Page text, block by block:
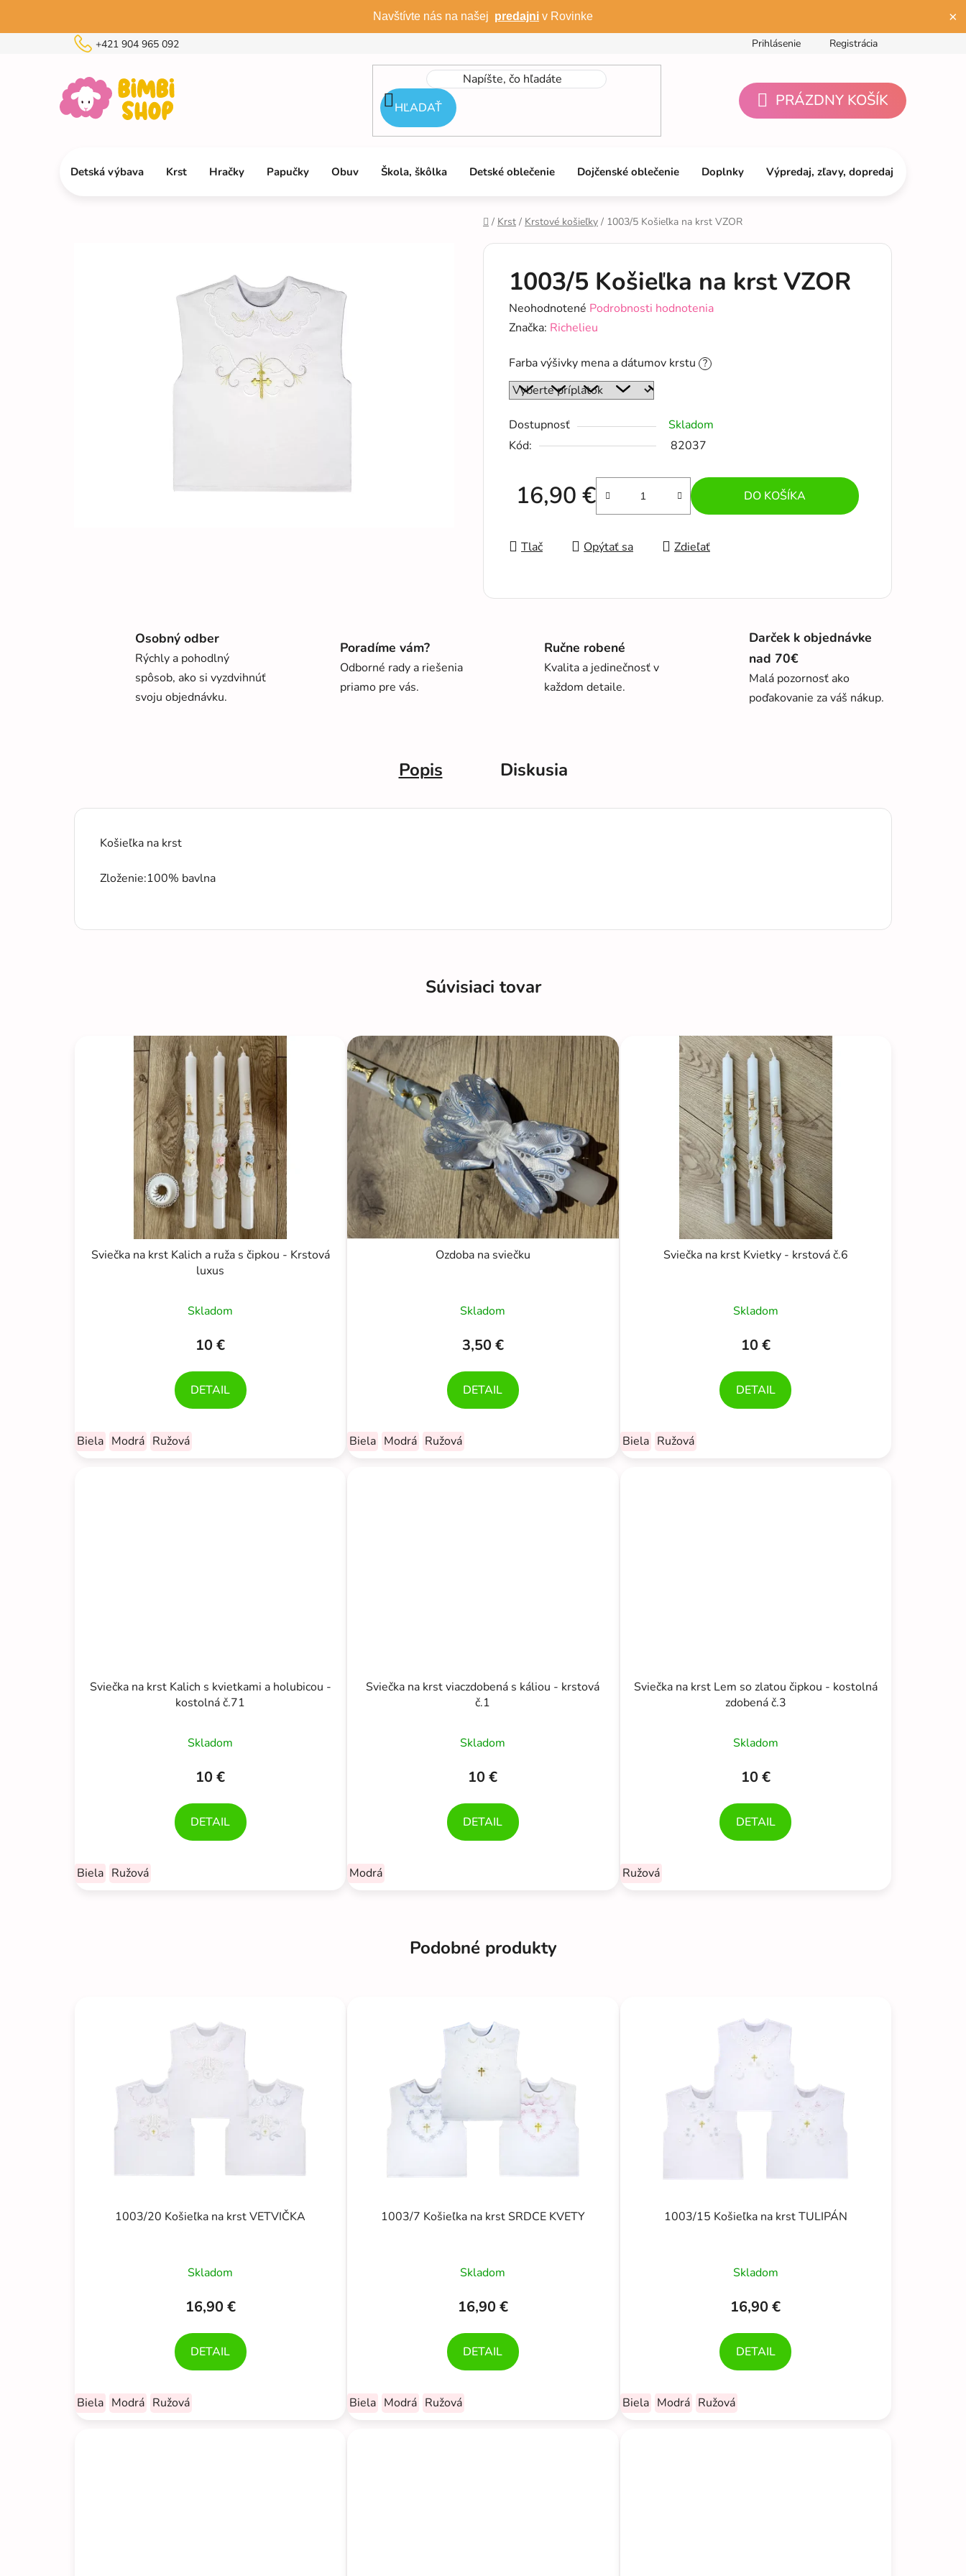
Navštívte nás na našej predajni v Rovinke ×
+421 904 965 092 Prihlásenie Registrácia
HĽADAŤ
NÁKUPNÝ
PRÁZDNY KOŠÍK
Detská výbava Krst Hračky Papučky Obuv Škola, škôlka Detské oblečenie Dojčenské oblečenie Doplnky Výpredaj, zľavy, dopredaj
/ Krst / Krstové košieľky / 1003/5 Košieľka na krst VZOR
1003/5 Košieľka na krst VZOR
Priemerné
hodnotenie
je
0,0
z
5
hviezdičiek.
Neohodnotené Podrobnosti hodnotenia
Značka: Richelieu
Farba výšivky mena a dátumov krstu ?
Dostupnosť
Skladom
Kód:
82037
16,90 €
Jednotková cena:
DO KOŠÍKA
Tlač Opýtať sa Zdieľať
Osobný odber
Rýchly a pohodlný
spôsob, ako si vyzdvihnúť
svoju objednávku.
Poradíme vám?
Odborné rady a riešenia
priamo pre vás.
Ručne robené
Kvalita a jedinečnosť v
každom detaile.
Darček k objednávke
nad 70€
Malá pozornosť ako
poďakovanie za váš nákup.
Popis Diskusia
Košieľka na krst
Zloženie:100% bavlna
Súvisiaci tovar
Sviečka na krst Kalich a ruža s čipkou - Krstová
luxus
Skladom
10 €
DETAIL
Biela Modrá Ružová
Ozdoba na sviečku
Skladom
3,50 €
DETAIL
Biela Modrá Ružová
Sviečka na krst Kvietky - krstová č.6
Skladom
10 €
DETAIL
Biela Ružová
Sviečka na krst Kalich s kvietkami a holubicou -
kostolná č.71
Skladom
10 €
DETAIL
Biela Ružová
Sviečka na krst viaczdobená s káliou - krstová
č.1
Skladom
10 €
DETAIL
Modrá
Sviečka na krst Lem so zlatou čipkou - kostolná
zdobená č.3
Skladom
10 €
DETAIL
Ružová
Podobné produkty
1003/20 Košieľka na krst VETVIČKA
Skladom
16,90 €
DETAIL
Biela Modrá Ružová
1003/7 Košieľka na krst SRDCE KVETY
Skladom
16,90 €
DETAIL
Biela Modrá Ružová
1003/15 Košieľka na krst TULIPÁN
Skladom
16,90 €
DETAIL
Biela Modrá Ružová